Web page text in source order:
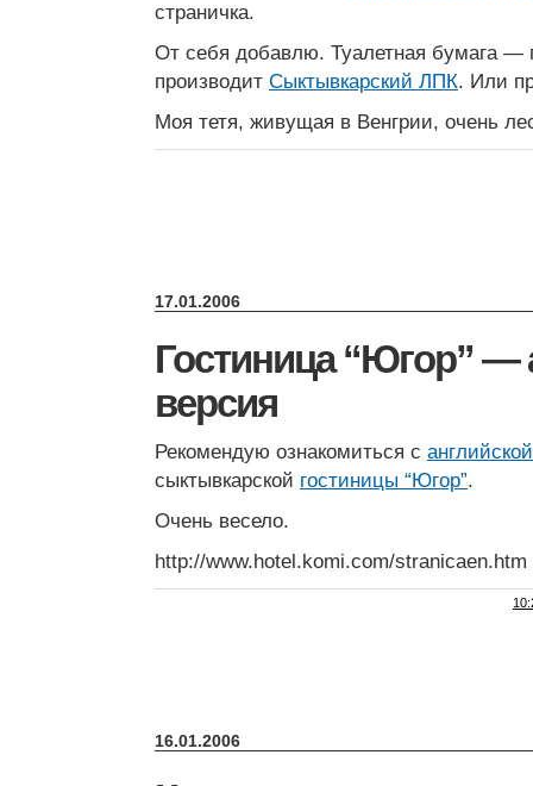
страничка.
От себя добавлю. Туалетная бумага —
производит Сыктывкарский ЛПК. Или
Моя тетя, живущая в Венгрии, очень
17.01.2006
Гостиница “Югор” —
версия
Рекомендую ознакомиться с
сыктывкарской гостиницы “Югoр”.
Очень весело.
http://www.hotel.komi.com/stranicaen.htm
16.01.2006